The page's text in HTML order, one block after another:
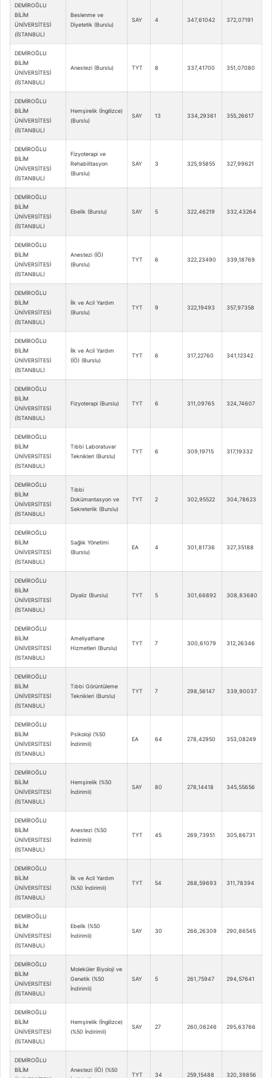
DEMİROĞLU
BİLİM
ÜNİVERSİTESİ
(İSTANBUL)
Beslenme ve
Diyetetik (Burslu)
SAY 4 347,61042 372,07191
DEMİROĞLU
BİLİM
ÜNİVERSİTESİ
(İSTANBUL)
Anestezi (Burslu) TYT 8 337,41700 351,07080
DEMİROĞLU
BİLİM
ÜNİVERSİTESİ
(İSTANBUL)
Hemşirelik (İngilizce)
(Burslu)
SAY 13 334,29361 355,26617
DEMİROĞLU
BİLİM
ÜNİVERSİTESİ
(İSTANBUL)
Fizyoterapi ve
Rehabilitasyon
(Burslu)
SAY 3 325,95855 327,99621
DEMİROĞLU
BİLİM
ÜNİVERSİTESİ
(İSTANBUL)
Ebelik (Burslu) SAY 5 322,46219 332,43264
DEMİROĞLU
BİLİM
ÜNİVERSİTESİ
(İSTANBUL)
Anestezi (İÖ)
(Burslu)
TYT 6 322,23490 339,18769
DEMİROĞLU
BİLİM
ÜNİVERSİTESİ
(İSTANBUL)
İlk ve Acil Yardım
(Burslu)
TYT 9 322,19493 357,97358
DEMİROĞLU
BİLİM
ÜNİVERSİTESİ
(İSTANBUL)
İlk ve Acil Yardım
(İÖ) (Burslu)
TYT 6 317,22760 341,12342
DEMİROĞLU
BİLİM
ÜNİVERSİTESİ
(İSTANBUL)
Fizyoterapi (Burslu) TYT 6 311,09765 324,74607
DEMİROĞLU
BİLİM
ÜNİVERSİTESİ
(İSTANBUL)
Tıbbi Laboratuvar
Teknikleri (Burslu)
TYT 6 309,19715 317,19332
DEMİROĞLU
BİLİM
ÜNİVERSİTESİ
(İSTANBUL)
Tıbbi
Dokümantasyon ve
Sekreterlik (Burslu)
TYT 2 302,95522 304,78623
DEMİROĞLU
BİLİM
ÜNİVERSİTESİ
(İSTANBUL)
Sağlık Yönetimi
(Burslu)
EA 4 301,81736 327,35188
DEMİROĞLU
BİLİM
ÜNİVERSİTESİ
(İSTANBUL)
Diyaliz (Burslu) TYT 5 301,66892 308,83680
DEMİROĞLU
BİLİM
ÜNİVERSİTESİ
(İSTANBUL)
Ameliyathane
Hizmetleri (Burslu)
TYT 7 300,61079 312,26346
DEMİROĞLU
BİLİM
ÜNİVERSİTESİ
(İSTANBUL)
Tıbbi Görüntüleme
Teknikleri (Burslu)
TYT 7 298,56147 339,90037
DEMİROĞLU
BİLİM
ÜNİVERSİTESİ
(İSTANBUL)
Psikoloji (%50
İndirimli)
EA 64 278,42950 353,08249
DEMİROĞLU
BİLİM
ÜNİVERSİTESİ
(İSTANBUL)
Hemşirelik (%50
İndirimli)
SAY 80 278,14418 345,55656
DEMİROĞLU
BİLİM
ÜNİVERSİTESİ
(İSTANBUL)
Anestezi (%50
İndirimli)
TYT 45 269,73951 305,86731
DEMİROĞLU
BİLİM
ÜNİVERSİTESİ
(İSTANBUL)
İlk ve Acil Yardım
(%50 İndirimli)
TYT 54 268,59693 311,78394
DEMİROĞLU
BİLİM
ÜNİVERSİTESİ
(İSTANBUL)
Ebelik (%50
İndirimli)
SAY 30 266,26309 290,86545
DEMİROĞLU
BİLİM
ÜNİVERSİTESİ
(İSTANBUL)
Moleküler Biyoloji ve
Genetik (%50
İndirimli)
SAY 5 261,75947 294,57641
DEMİROĞLU
BİLİM
ÜNİVERSİTESİ
(İSTANBUL)
Hemşirelik (İngilizce)
(%50 İndirimli)
SAY 27 260,06246 295,63766
DEMİROĞLU
BİLİM
Anestezi (İÖ) (%50
TYT 34 259,15488 320,39856